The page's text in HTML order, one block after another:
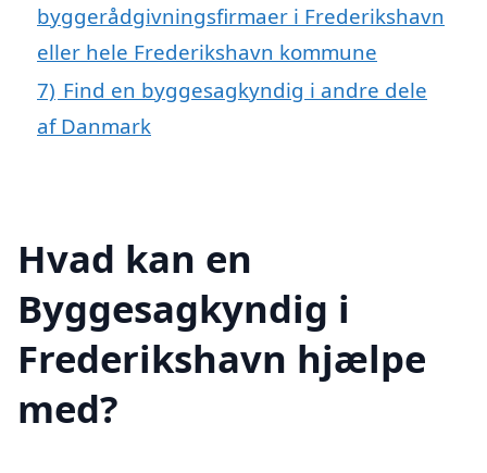
byggerådgivningsfirmaer i Frederikshavn
eller hele Frederikshavn kommune
7) Find en byggesagkyndig i andre dele
af Danmark
Hvad kan en
Byggesagkyndig i
Frederikshavn hjælpe
med?